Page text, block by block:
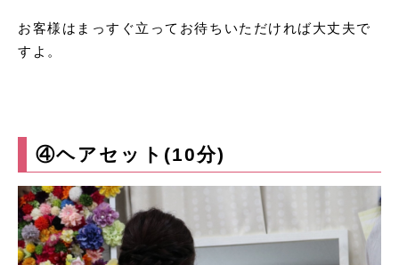
お客様はまっすぐ立ってお待ちいただければ大丈夫で
すよ。
④ヘアセット(10分)